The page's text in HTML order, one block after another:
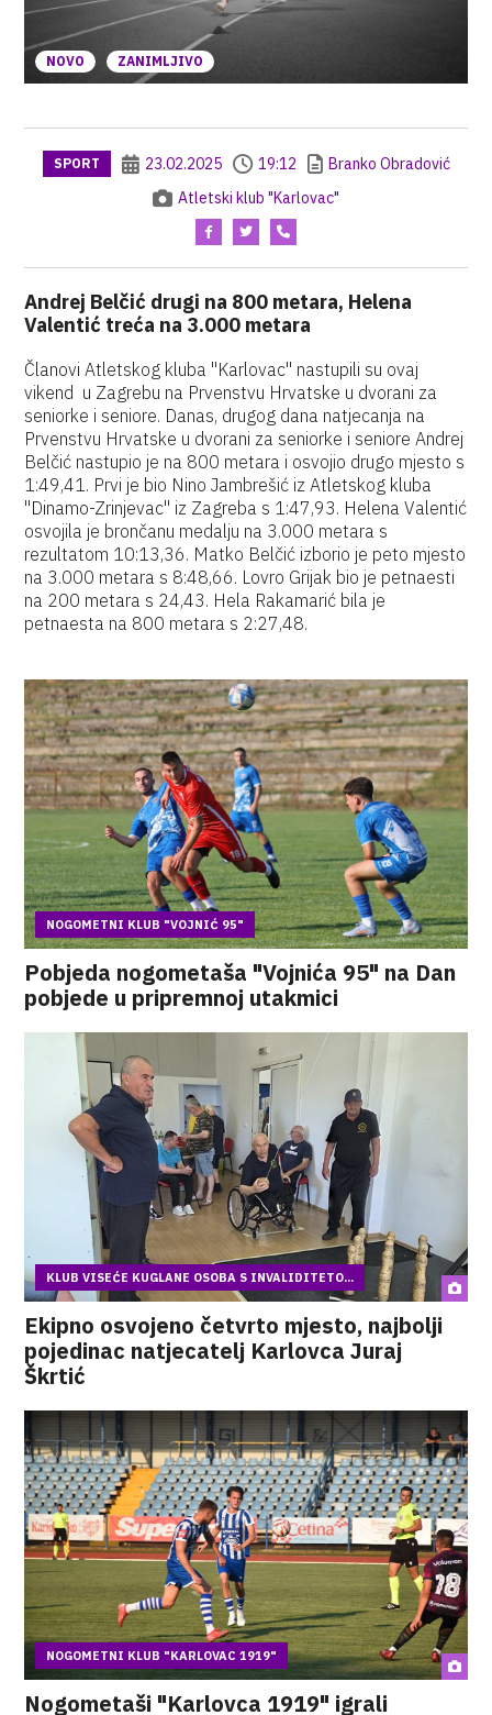
NOVO ZANIMLJIVO
SPORT 23.02.2025 19:12
Branko Obradović
Atletski klub "Karlovac"
Andrej Belčić drugi na 800 metara, Helena
Valentić treća na 3.000 metara
Članovi Atletskog kluba "Karlovac" nastupili su ovaj
vikend u Zagrebu na Prvenstvu Hrvatske u dvorani za
seniorke i seniore. Danas, drugog dana natjecanja na
Prvenstvu Hrvatske u dvorani za seniorke i seniore Andrej
Belčić nastupio je na 800 metara i osvojio drugo mjesto s
1:49,41. Prvi je bio Nino Jambrešić iz Atletskog kluba
"Dinamo-Zrinjevac" iz Zagreba s 1:47,93. Helena Valentić
osvojila je brončanu medalju na 3.000 metara s
rezultatom 10:13,36. Matko Belčić izborio je peto mjesto
na 3.000 metara s 8:48,66. Lovro Grijak bio je petnaesti
na 200 metara s 24,43. Hela Rakamarić bila je
petnaesta na 800 metara s 2:27,48.
NOGOMETNI KLUB "VOJNIĆ 95"
Pobjeda nogometaša "Vojnića 95" na Dan
pobjede u pripremnoj utakmici
KLUB VISEĆE KUGLANE OSOBA S INVALIDITETO...
Ekipno osvojeno četvrto mjesto, najbolji
pojedinac natjecatelj Karlovca Juraj
Škrtić
NOGOMETNI KLUB "KARLOVAC 1919"
Nogometaši "Karlovca 1919" igrali